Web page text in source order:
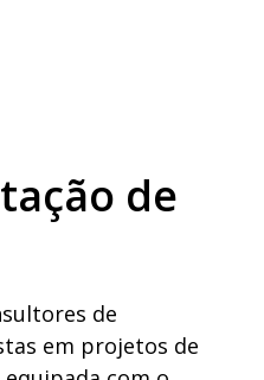
de
de
em projetos de